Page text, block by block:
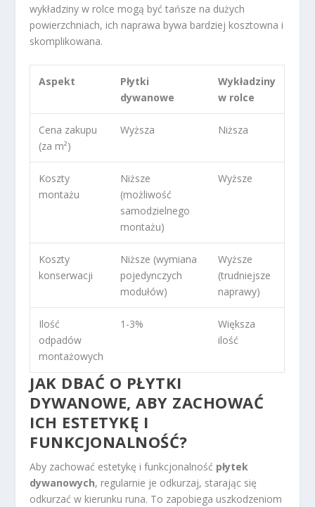
wykładziny w rolce mogą być tańsze na dużych
powierzchniach, ich naprawa bywa bardziej kosztowna i
skomplikowana.
Aspekt
Płytki
dywanowe
Wykładziny
w rolce
Cena zakupu
(za m²)
Wyższa Niższa
Koszty
montażu
Niższe
(możliwość
samodzielnego
montażu)
Wyższe
Koszty
konserwacji
Niższe (wymiana
pojedynczych
modułów)
Wyższe
(trudniejsze
naprawy)
Ilość
odpadów
montażowych
1-3%
Większa
ilość
JAK DBAĆ O PŁYTKI
DYWANOWE, ABY ZACHOWAĆ
ICH ESTETYKĘ I
FUNKCJONALNOŚĆ?
Aby zachować estetykę i funkcjonalność płytek
dywanowych, regularnie je odkurzaj, starając się
odkurzać w kierunku runa. To zapobiega uszkodzeniom